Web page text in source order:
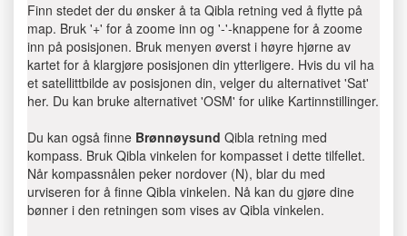
Finn stedet der du ønsker å ta Qibla retning ved å flytte på
map. Bruk '+' for å zoome inn og '-'-knappene for å zoome
inn på posisjonen. Bruk menyen øverst i høyre hjørne av
kartet for å klargjøre posisjonen din ytterligere. Hvis du vil ha
et satellittbilde av posisjonen din, velger du alternativet 'Sat'
her. Du kan bruke alternativet 'OSM' for ulike Kartinnstillinger.
Du kan også finne Brønnøysund Qibla retning med
kompass. Bruk Qibla vinkelen for kompasset i dette tilfellet.
Når kompassnålen peker nordover (N), blar du med
urviseren for å finne Qibla vinkelen. Nå kan du gjøre dine
bønner i den retningen som vises av Qibla vinkelen.